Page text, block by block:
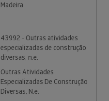
Madeira
43992 - Outras atividades
especializadas de construção
diversas, n.e.
Outras Atividades
Especializadas De Construção
Diversas, N.e.